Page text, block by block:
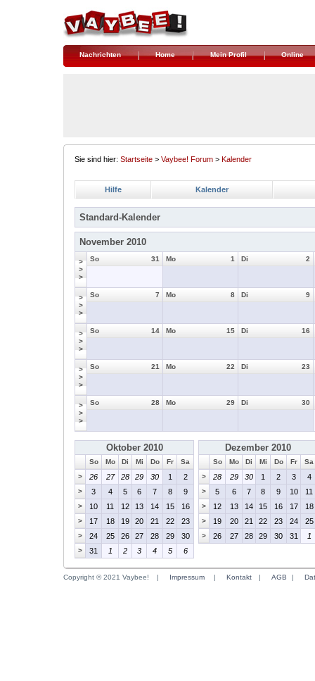
Nachrichten Home Mein Profil Online
Sie sind hier: Startseite > Vaybee! Forum > Kalender
Hilfe Kalender
Standard-Kalender
November 2010
>
>
>
31
So 1
Mo 2
Di
>
>
>
7
So 8
Mo 9
Di
>
>
>
14
So 15
Mo 16
Di
>
>
>
21
So 22
Mo 23
Di
>
>
>
28
So 29
Mo 30
Di
Oktober 2010
So Mo Di Mi Do Fr
Sa
>
26 27 28 29 30 1 2
> 3 4 5 6 7 8 9
> 10 11 12 13 14 15 16
> 17 18 19 20 21 22 23
> 24 25 26 27 28 29 30
> 31 1 2 3 4 5 6
Dezember 2010
So Mo Di Mi Do Fr
Sa
>
28 29 30 1 2 3 4
> 5 6 7 8 9 10 11
> 12 13 14 15 16 17 18
> 19 20 21 22 23 24 25
> 26 27 28 29 30 31 1
Copyright © 2021 Vaybee! | Impressum | Kontakt | AGB |